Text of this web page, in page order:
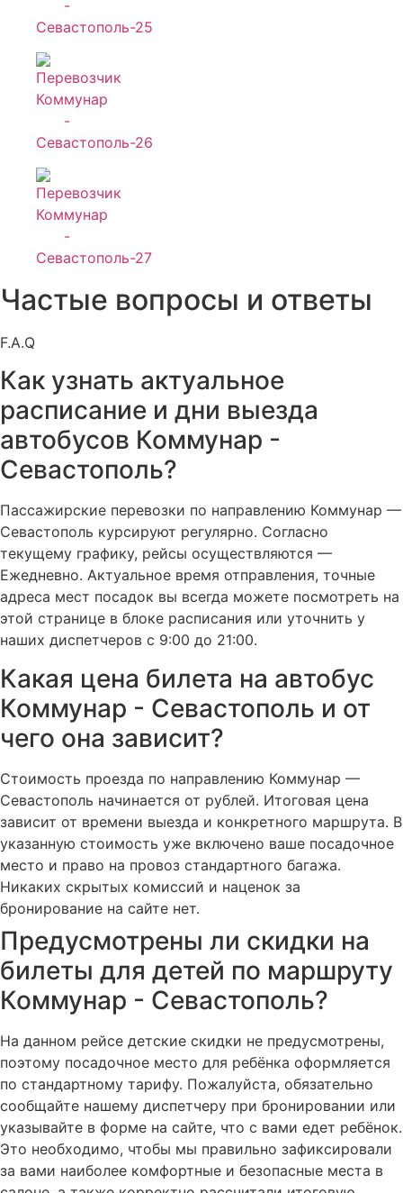
Частые вопросы и ответы
F.A.Q
Как узнать актуальное
расписание и дни выезда
автобусов Коммунар -
Севастополь?
Пассажирские перевозки по направлению Коммунар —
Севастополь курсируют регулярно. Согласно
текущему графику, рейсы осуществляются —
Ежедневно. Актуальное время отправления, точные
адреса мест посадок вы всегда можете посмотреть на
этой странице в блоке расписания или уточнить у
наших диспетчеров с 9:00 до 21:00.
Какая цена билета на автобус
Коммунар - Севастополь и от
чего она зависит?
Стоимость проезда по направлению Коммунар —
Севастополь начинается от рублей. Итоговая цена
зависит от времени выезда и конкретного маршрута. В
указанную стоимость уже включено ваше посадочное
место и право на провоз стандартного багажа.
Никаких скрытых комиссий и наценок за
бронирование на сайте нет.
Предусмотрены ли скидки на
билеты для детей по маршруту
Коммунар - Севастополь?
На данном рейсе детские скидки не предусмотрены,
поэтому посадочное место для ребёнка оформляется
по стандартному тарифу. Пожалуйста, обязательно
сообщайте нашему диспетчеру при бронировании или
указывайте в форме на сайте, что с вами едет ребёнок.
Это необходимо, чтобы мы правильно зафиксировали
за вами наиболее комфортные и безопасные места в